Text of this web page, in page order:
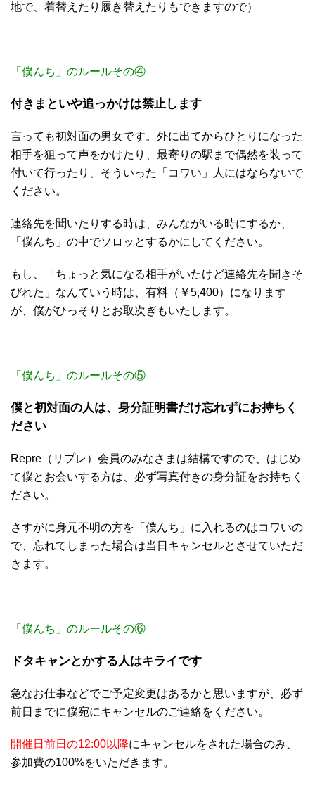
地で、着替えたり履き替えたりもできますので）
「僕んち」のルールその④
付きまといや追っかけは禁止します
言っても初対面の男女です。外に出てからひとりになった
相手を狙って声をかけたり、最寄りの駅まで偶然を装って
付いて行ったり、そういった「コワい」人にはならないで
ください。
連絡先を聞いたりする時は、みんながいる時にするか、
「僕んち」の中でソロッとするかにしてください。
もし、「ちょっと気になる相手がいたけど連絡先を聞きそ
びれた」なんていう時は、有料（￥5,400）になります
が、僕がひっそりとお取次ぎもいたします。
「僕んち」のルールその⑤
僕と初対面の人は、身分証明書だけ忘れずにお持ちく
ださい
Repre（リプレ）会員のみなさまは結構ですので、はじめ
て僕とお会いする方は、必ず写真付きの身分証をお持ちく
ださい。
さすがに身元不明の方を「僕んち」に入れるのはコワいの
で、忘れてしまった場合は当日キャンセルとさせていただ
きます。
「僕んち」のルールその⑥
ドタキャンとかする人はキライです
急なお仕事などでご予定変更はあるかと思いますが、必ず
前日までに僕宛にキャンセルのご連絡をください。
開催日前日の12:00以降にキャンセルをされた場合のみ、
参加費の100%をいただきます。